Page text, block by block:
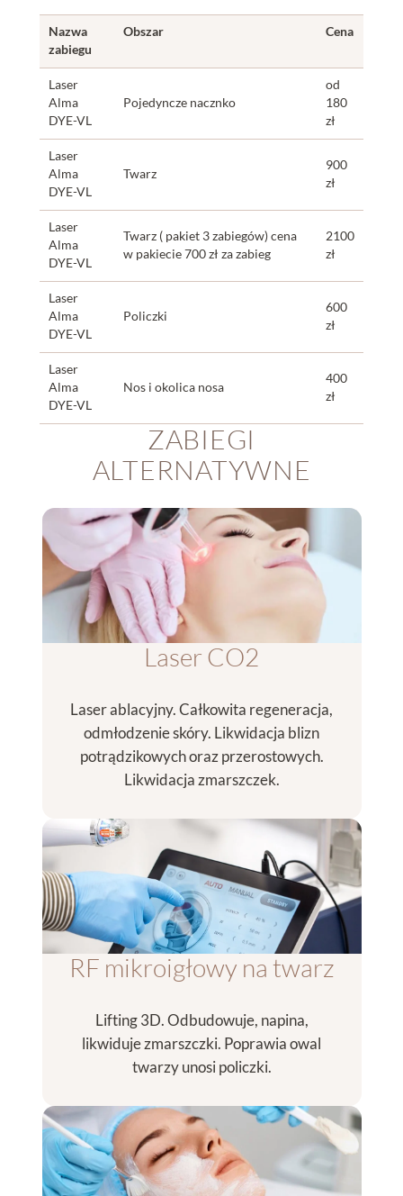
Nazwa
zabiegu
Obszar Cena
Laser
Alma
DYE-VL
Pojedyncze nacznko
od
180
zł
Laser
Alma
DYE-VL
Twarz
900
zł
Laser
Alma
DYE-VL
Twarz ( pakiet 3 zabiegów) cena
w pakiecie 700 zł za zabieg
2100
zł
Laser
Alma
DYE-VL
Policzki
600
zł
Laser
Alma
DYE-VL
Nos i okolica nosa
400
zł
ZABIEGI
ALTERNATYWNE
Laser CO2
Laser ablacyjny. Całkowita regeneracja,
odmłodzenie skóry. Likwidacja blizn
potrądzikowych oraz przerostowych.
Likwidacja zmarszczek.
RF mikroigłowy na twarz
Lifting 3D. Odbudowuje, napina,
likwiduje zmarszczki. Poprawia owal
twarzy unosi policzki.